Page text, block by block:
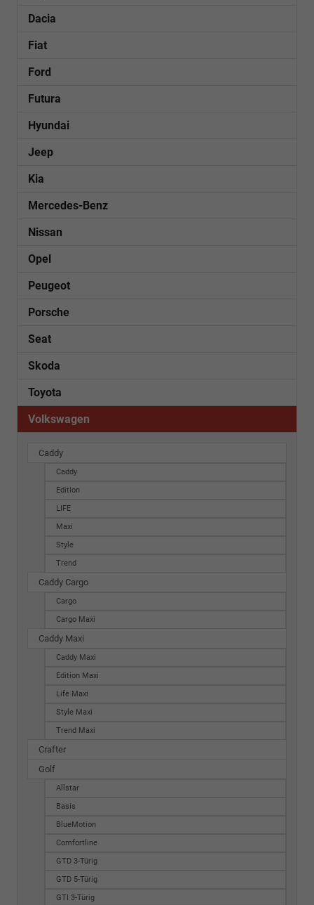
Dacia
Fiat
Ford
Futura
Hyundai
Jeep
Kia
Mercedes-Benz
Nissan
Opel
Peugeot
Porsche
Seat
Skoda
Toyota
Volkswagen
Caddy
Caddy
Edition
LIFE
Maxi
Style
Trend
Caddy Cargo
Cargo
Cargo Maxi
Caddy Maxi
Caddy Maxi
Edition Maxi
Life Maxi
Style Maxi
Trend Maxi
Crafter
Golf
Allstar
Basis
BlueMotion
Comfortline
GTD 3-Türig
GTD 5-Türig
GTI 3-Türig